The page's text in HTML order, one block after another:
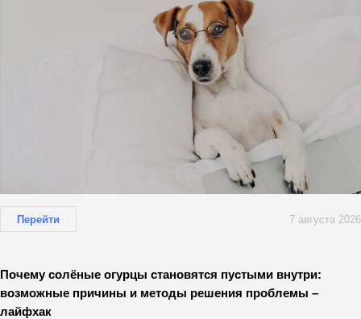
Перейти 7 августа 2026
Почему солёные огурцы становятся пустыми внутри:
возможные причины и методы решения проблемы –
лайфхак